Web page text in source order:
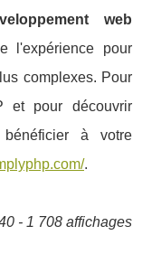
web
l'expérience pour
complexes. Pour
et pour découvrir
bénéficier à votre
.
- 1 708 affichages